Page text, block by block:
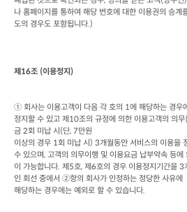
나 홈페이지를 통하여 해당 번호에 대한 이용권의 승계
도의 경우도 포함됩니다.)
제 16조 (이용정지 )
① 회사는 이용고객이 다음 각 호의 1에 해당하는 경우
정지할 수 있고 제 10조의 규정에 의한 이용고객의 의
금 2회 미납 시 (단, 7만원
이상의 경우 1회 미납 시 ) 3개월동안 서비스의 이용을
수 있으며, 고객의 의무이행 및 이용요금 납부약속 등
이 가능합니다. 제 5호, 제 6호의 경우 이용정지기간을 3
인 회선 중에서 ②항의 회사가 인정하는 정당한 사유에
해당하는 경우에는 예외로 할 수 있습니다.